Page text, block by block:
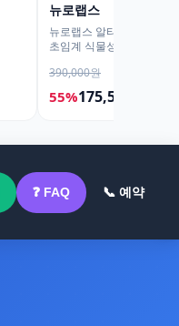
뉴로랩스
뉴로랩스 알티지 오메가3
초임계 식물성 오메가쓰리
390,000원
55%175,500원
❓ FAQ 📞 예약